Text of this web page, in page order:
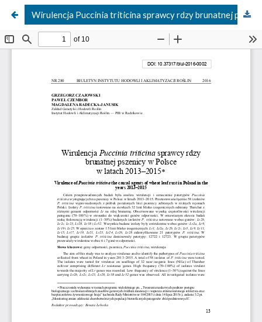
Wirulencja Puccinia triticina sprawcy rdzy brunatnej pszenicy w Polsce w latach 2013–2015